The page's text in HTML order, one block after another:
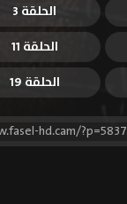
الحلقة 3
الحلقة 11
الحلقة 19
hd.cam/?p=5837